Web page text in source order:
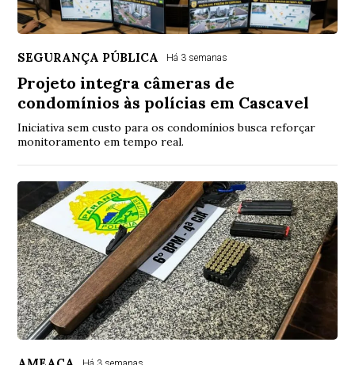
SEGURANÇA PÚBLICA Há 3 semanas
Projeto integra câmeras de
condomínios às polícias em Cascavel
Iniciativa sem custo para os condomínios busca reforçar
monitoramento em tempo real.